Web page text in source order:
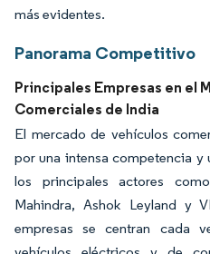
más evidentes.
Panorama Competitivo
Principales Empresas en el
Comerciales de India
El mercado de vehículos
por una intensa competencia y
los principales actores
Mahindra, Ashok Leyland y
empresas se centran cada